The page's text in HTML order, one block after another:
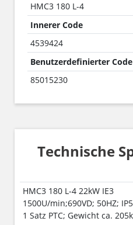
HMC3 180 L-4
Innerer Code
4539424
Benutzerdefinierter Code
85015230
Technische
HMC3 180 L-4 22kW IE3
1500U/min;690VD; 50HZ;
1 Satz PTC; Gewicht ca.